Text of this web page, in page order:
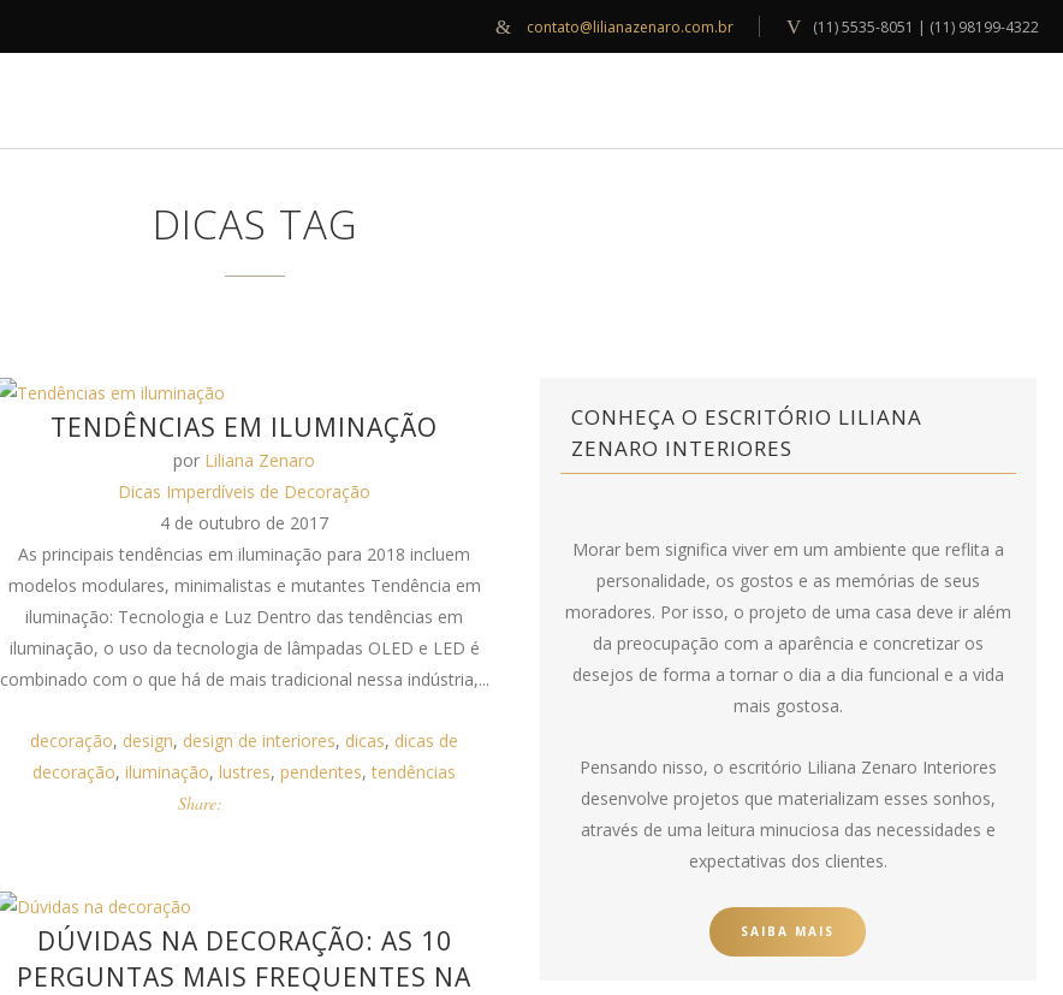
contato@lilianazenaro.com.br (11) 5535-8051 | (11) 98199-4322
DICAS TAG
TENDÊNCIAS EM ILUMINAÇÃO
por Liliana Zenaro
Dicas Imperdíveis de Decoração
4 de outubro de 2017
As principais tendências em iluminação para 2018 incluem
modelos modulares, minimalistas e mutantes Tendência em
iluminação: Tecnologia e Luz Dentro das tendências em
iluminação, o uso da tecnologia de lâmpadas OLED e LED é
combinado com o que há de mais tradicional nessa indústria,...
decoração, design, design de interiores, dicas, dicas de
decoração,iluminação,lustres,pendentes,tendências
Share:
DÚVIDAS NA DECORAÇÃO: AS 10
PERGUNTAS MAIS FREQUENTES NA
CONHEÇA O ESCRITÓRIO LILIANA
ZENARO INTERIORES
Morar bem significa viver em um ambiente que reflita a
personalidade, os gostos e as memórias de seus
moradores. Por isso, o projeto de uma casa deve ir além
da preocupação com a aparência e concretizar os
desejos de forma a tornar o dia a dia funcional e a vida
mais gostosa.
Pensando nisso, o escritório Liliana Zenaro Interiores
desenvolve projetos que materializam esses sonhos,
através de uma leitura minuciosa das necessidades e
expectativas dos clientes.
SAIBA MAIS